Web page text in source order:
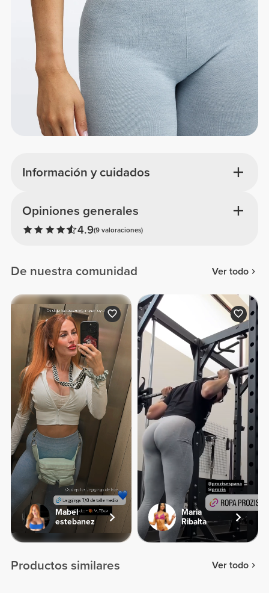
Información y cuidados
Opiniones generales
4.9(9 valoraciones)
De nuestra comunidad Ver todo
Mabel
estebanez
Maria
Ribalta
Productos similares Ver todo